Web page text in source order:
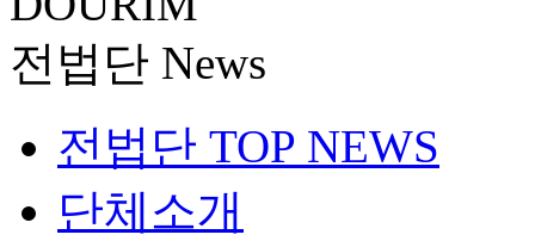
전법단 News
전법단 TOP NEWS
단체소개